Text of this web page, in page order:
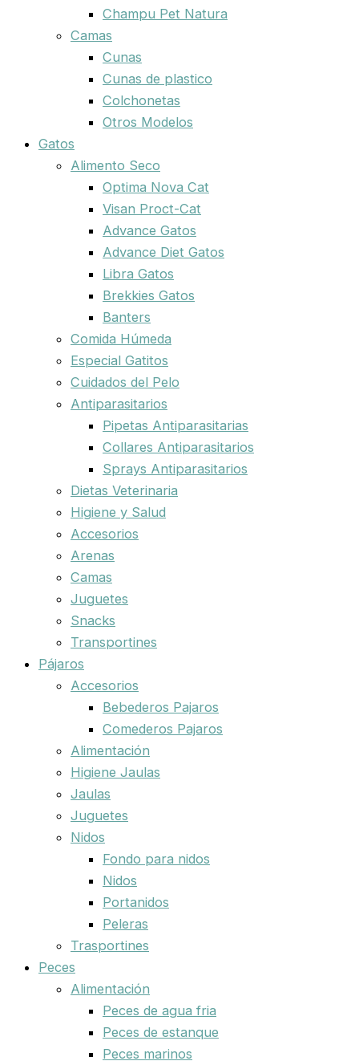
Champu Pet Natura
Camas
Cunas
Cunas de plastico
Colchonetas
Otros Modelos
Gatos
Alimento Seco
Optima Nova Cat
Visan Proct-Cat
Advance Gatos
Advance Diet Gatos
Libra Gatos
Brekkies Gatos
Banters
Comida Húmeda
Especial Gatitos
Cuidados del Pelo
Antiparasitarios
Pipetas Antiparasitarias
Collares Antiparasitarios
Sprays Antiparasitarios
Dietas Veterinaria
Higiene y Salud
Accesorios
Arenas
Camas
Juguetes
Snacks
Transportines
Pájaros
Accesorios
Bebederos Pajaros
Comederos Pajaros
Alimentación
Higiene Jaulas
Jaulas
Juguetes
Nidos
Fondo para nidos
Nidos
Portanidos
Peleras
Trasportines
Peces
Alimentación
Peces de agua fria
Peces de estanque
Peces marinos